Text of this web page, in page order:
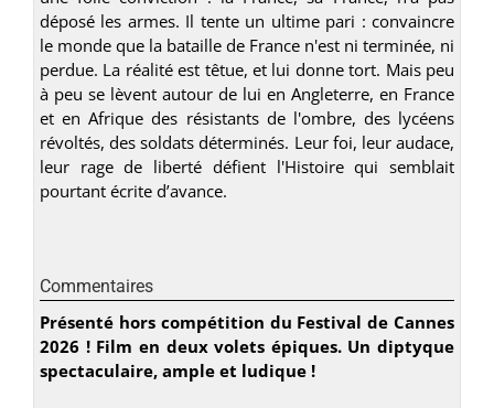
déposé les armes. Il tente un ultime pari : convaincre
le monde que la bataille de France n'est ni terminée, ni
perdue. La réalité est têtue, et lui donne tort. Mais peu
à peu se lèvent autour de lui en Angleterre, en France
et en Afrique des résistants de l'ombre, des lycéens
révoltés, des soldats déterminés. Leur foi, leur audace,
leur rage de liberté défient l'Histoire qui semblait
pourtant écrite d’avance.
Commentaires
Présenté hors compétition du Festival de Cannes
2026 ! Film en deux volets épiques. Un diptyque
spectaculaire, ample et ludique !